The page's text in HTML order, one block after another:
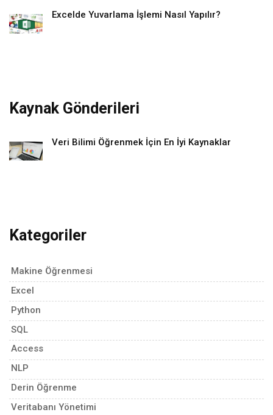
Excelde Yuvarlama İşlemi Nasıl Yapılır?
Kaynak Gönderileri
Veri Bilimi Öğrenmek İçin En İyi Kaynaklar
Kategoriler
Makine Öğrenmesi
Excel
Python
SQL
Access
NLP
Derin Öğrenme
Veritabanı Yönetimi